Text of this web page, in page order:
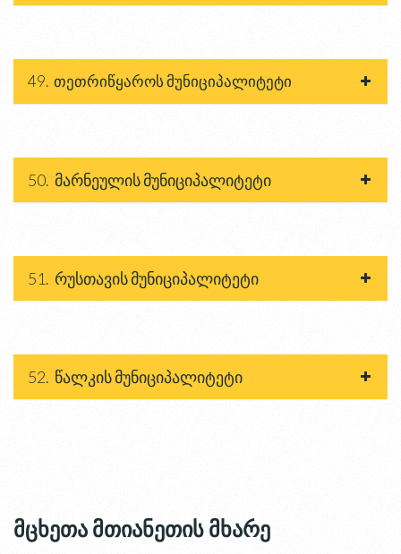
49. თეთრიწყაროს მუნიციპალიტეტი
50. მარნეულის მუნიციპალიტეტი
51. რუსთავის მუნიციპალიტეტი
52. წალკის მუნიციპალიტეტი
მცხეთა მთიანეთის მხარე